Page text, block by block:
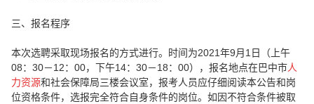
三、报名程序
本次选聘采取现场报名的方式进行。时间为2021年9月1日（上午
08：30－12：00，下午14：30－18：00），报名地点在巴中市人
力资源和社会保障局三楼会议室，报考人员应仔细阅读本公告和岗
位资格条件，选报完全符合自身条件的岗位。如因不符合条件被取